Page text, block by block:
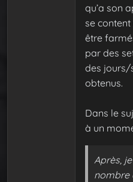
qu’a son
se
être
par des
des jours/
obtenus.
Dans le
à un
Après,
nombre